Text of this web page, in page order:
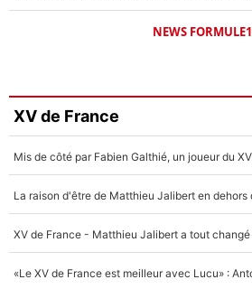
NEWS FORMULE1
XV de France